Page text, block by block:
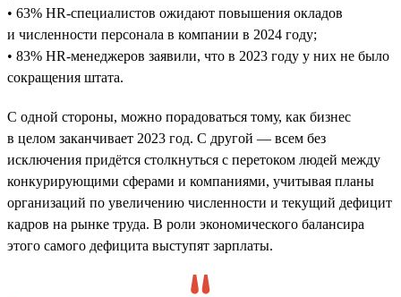
• 63% HR-специалистов ожидают повышения окладов
и численности персонала в компании в 2024 году;
• 83% HR-менеджеров заявили, что в 2023 году у них не было
сокращения штата.
С одной стороны, можно порадоваться тому, как бизнес
в целом заканчивает 2023 год. С другой — всем без
исключения придётся столкнуться с перетоком людей между
конкурирующими сферами и компаниями, учитывая планы
организаций по увеличению численности и текущий дефицит
кадров на рынке труда. В роли экономического балансира
этого самого дефицита выступят зарплаты.